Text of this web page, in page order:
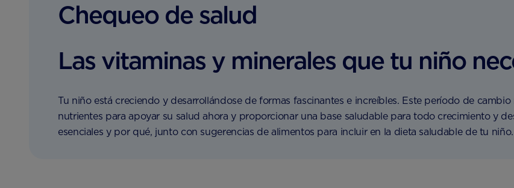
Chequeo de salud
Las vitaminas y minerales que tu niño
Tu niño está creciendo y desarrollándose de formas fascinantes e increíbles. Este período de
nutrientes para apoyar su salud ahora y proporcionar una base saludable para todo crecimiento y
esenciales y por qué, junto con sugerencias de alimentos para incluir en la dieta saludable de tu niño.